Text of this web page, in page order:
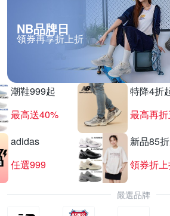
滿1件享86折
NB品牌日
領券再享折上折
潮鞋999起
最高送40%
特降4折
最高再
adidas
任選999
新品85
領券折
嚴選品牌